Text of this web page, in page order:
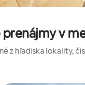
v
z hľadiska lokality,